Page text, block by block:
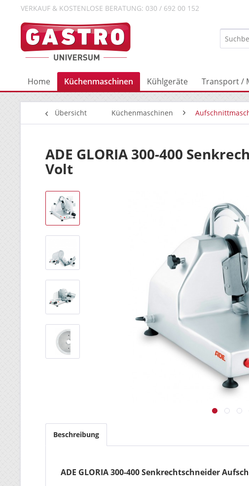
VERKAUF & KOSTENLOSE BERATUNG: 030 / 692 00 152
Home Küchenmaschinen Kühlgeräte Transport /
Übersicht Küchenmaschinen
ADE GLORIA 300-400
Volt
Beschreibung
ADE GLORIA 300-400 Senkrechtschneider